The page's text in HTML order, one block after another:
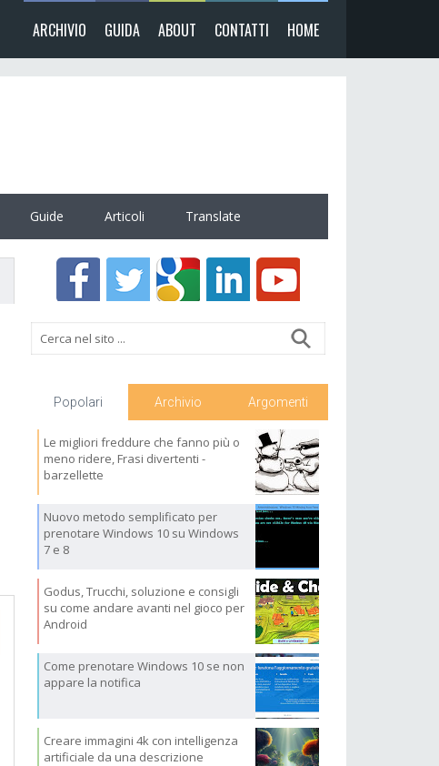
ARCHIVIO GUIDA ABOUT CONTATTI HOME
Guide Articoli Translate
Popolari Archivio Argomenti
Le migliori freddure che fanno più o
meno ridere, Frasi divertenti -
barzellette
Nuovo metodo semplificato per
prenotare Windows 10 su Windows
7 e 8
Godus, Trucchi, soluzione e consigli
su come andare avanti nel gioco per
Android
Come prenotare Windows 10 se non
appare la notifica
Creare immagini 4k con intelligenza
artificiale da una descrizione